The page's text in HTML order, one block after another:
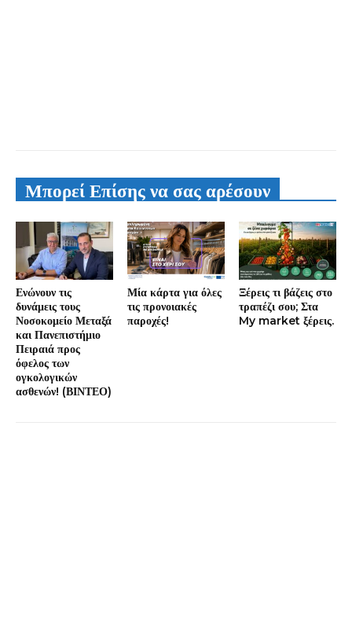
Μπορεί Επίσης να σας αρέσουν
Ενώνουν τις
δυνάμεις τους
Νοσοκομείο Μεταξά
και Πανεπιστήμιο
Πειραιά προς
όφελος των
ογκολογικών
ασθενών! (ΒΙΝΤΕΟ)
Μία κάρτα για όλες
τις προνοιακές
παροχές!
Ξέρεις τι βάζεις στο
τραπέζι σου; Στα
My market ξέρεις.